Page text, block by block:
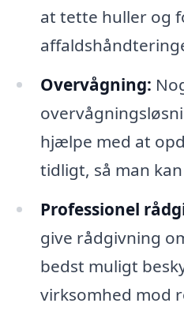
at tette huller og
Overvågning:
hjælpe med at
tidligt, så man
Professionel
give rådgivning
bedst muligt
virksomhed mod